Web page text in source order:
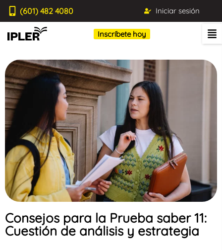
(601) 482 4080 Iniciar sesión
Inscríbete hoy
Consejos para la Prueba saber 11:
Cuestión de análisis y estrategia